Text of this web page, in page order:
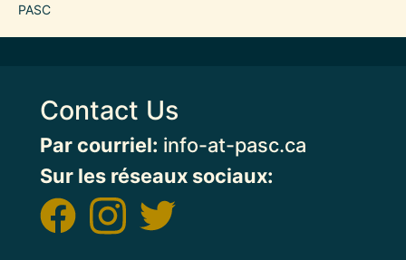
PASC
Contact Us
Par courriel: info-at-pasc.ca
Sur les réseaux sociaux: